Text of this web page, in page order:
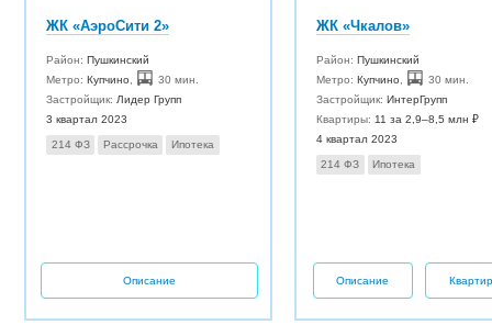
ЖК «АэроСити 2»
Район:Пушкинский
Метро: Купчино
30 мин.
Застройщик: Лидер Групп
3 квартал 2023
214 ФЗ Рассрочка Ипотека
Описание
ЖК «Чкалов»
Район: Пушкинский
Метро: Купчино
30 мин.
Застройщик: ИнтерГрупп
Квартиры: 11 за 2,9–8,5 млн ₽
4 квартал 2023
214 ФЗ Ипотека
Описание